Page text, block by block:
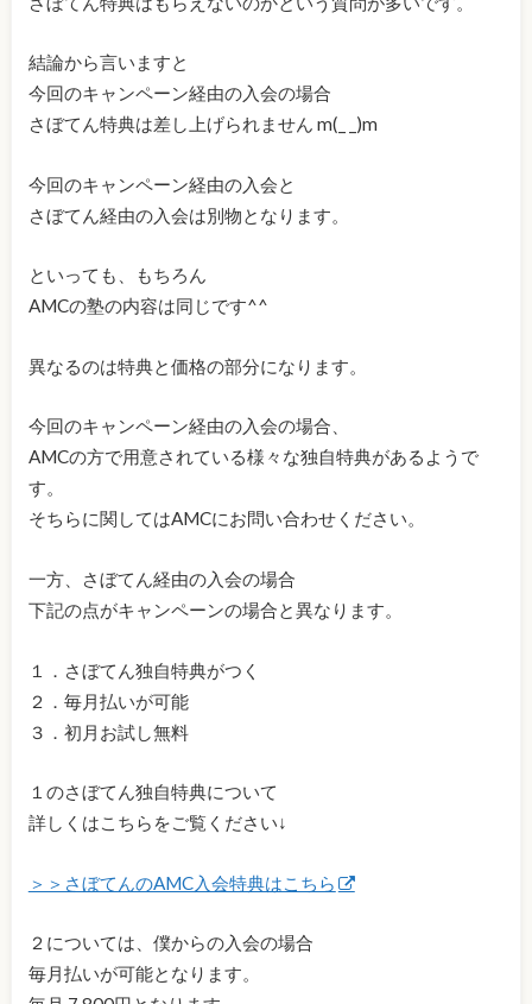
結論から言いますと
今回のキャンペーン経由の入会の場合
さぼてん特典は差し上げられません m(_ _)m
今回のキャンペーン経由の入会と
さぼてん経由の入会は別物となります。
といっても、もちろん
AMCの塾の内容は同じです^^
異なるのは特典と価格の部分になります。
今回のキャンペーン経由の入会の場合、
AMCの方で用意されている様々な独自特典があるようで
す。
そちらに関してはAMCにお問い合わせください。
一方、さぼてん経由の入会の場合
下記の点がキャンペーンの場合と異なります。
１．さぼてん独自特典がつく
２．毎月払いが可能
３．初月お試し無料
１のさぼてん独自特典について
詳しくはこちらをご覧ください↓
＞＞さぼてんのAMC入会特典はこちら
２については、僕からの入会の場合
毎月払いが可能となります。